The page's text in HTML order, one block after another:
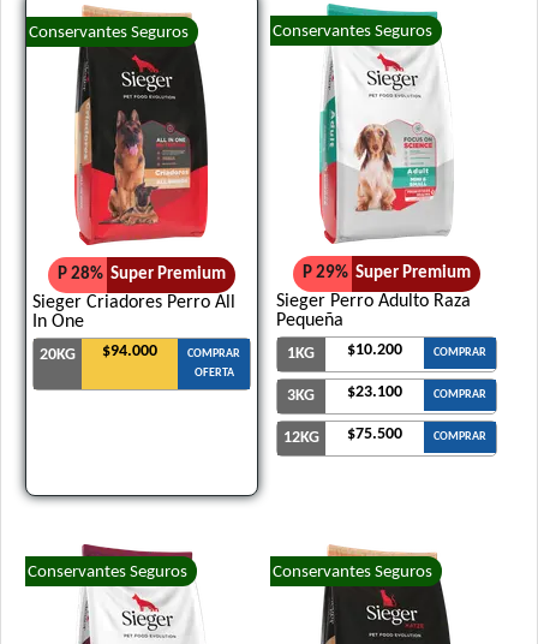
Conservantes Seguros
P 28% Super Premium
Sieger Criadores Perro All
In One
20KG $94.000
COMPRAR
OFERTA
Conservantes Seguros
P 29% Super Premium
Sieger Perro Adulto Raza
Pequeña
1KG $10.200 COMPRAR
3KG $23.100 COMPRAR
12KG $75.500 COMPRAR
Conservantes Seguros Conservantes Seguros